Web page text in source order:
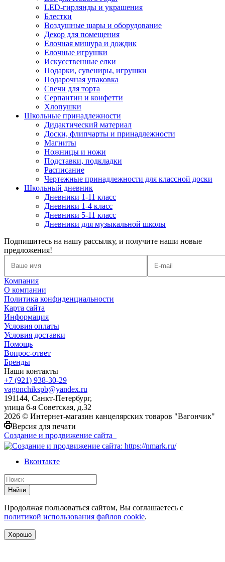
LED-гирлянды и украшения
Блестки
Воздушные шары и оборудование
Декор для помещения
Елочная мишура и дождик
Елочные игрушки
Искусственные елки
Подарки, сувениры, игрушки
Подарочная упаковка
Свечи для торта
Серпантин и конфетти
Хлопушки
Школьные принадлежности
Дидактический материал
Доски, флипчарты и принадлежности
Магниты
Ножницы и ножи
Подставки, подкладки
Расписание
Чертежные принадлежности для классной доски
Школьный дневник
Дневники 1-11 класс
Дневники 1-4 класс
Дневники 5-11 класс
Дневники для музыкальной школы
Подпишитесь на нашу рассылку, и получите наши новые
предложения!
Компания
О компании
Политика конфиденциальности
Карта сайта
Информация
Условия оплаты
Условия доставки
Помощь
Вопрос-ответ
Бренды
Наши контакты
+7 (921) 938-30-29
vagonchikspb@yandex.ru
191144, Санкт-Петербург,
улица 6-я Советская, д.32
2026 © Интернет-магазин канцелярских товаров "Вагончик"
Версия для печати
Создание и продвижение сайта
Вконтакте
Найти
Продолжая пользоваться сайтом, Вы соглашаетесь с
политикой использования файлов cookie.
Хорошо